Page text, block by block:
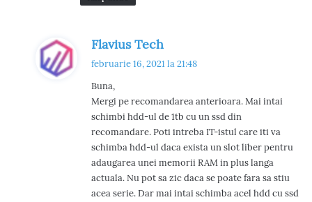
Flavius Tech
p
e
:
februarie 16, 2021 la 21:48
Buna,
Mergi pe recomandarea anterioara. Mai intai
schimbi hdd-ul de 1tb cu un ssd din
recomandare. Poti intreba IT-istul care iti va
schimba hdd-ul daca exista un slot liber pentru
adaugarea unei memorii RAM in plus langa
actuala. Nu pot sa zic daca se poate fara sa stiu
acea serie. Dar mai intai schimba acel hdd cu ssd